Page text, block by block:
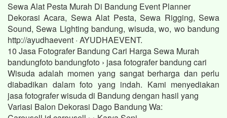
Sewa Alat Pesta Murah Di Bandung Event Planner
Dekorasi Acara, Sewa Alat Pesta, Sewa Rigging, Sewa
Sound, Sewa Lighting bandung, wisuda, wo, wo bandung
http://ayudhaevent · AYUDHAEVENT.
10 Jasa Fotografer Bandung Cari Harga Sewa Murah
bandungfoto bandungfoto › jasa fotografer bandung cari
Wisuda adalah momen yang sangat berharga dan perlu
diabadikan dalam foto yang indah. Kami menyediakan
jasa fotografer wisuda di Bandung dengan hasil yang
Variasi Balon Dekorasi Dago Bandung Wa: